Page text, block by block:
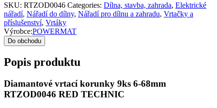
SKU: RTZOD0046 Categories: Dílna, stavba, zahrada, Elektrické
nářadí, Nářadí do dílny, Nářadí pro dílnu a zahradu, Vrtačky a
příslušenství, Vrtáky
Výrobce:POWERMAT
Do obchodu
Popis produktu
Diamantové vrtací korunky 9ks 6-68mm
RTZOD0046 RED TECHNIC